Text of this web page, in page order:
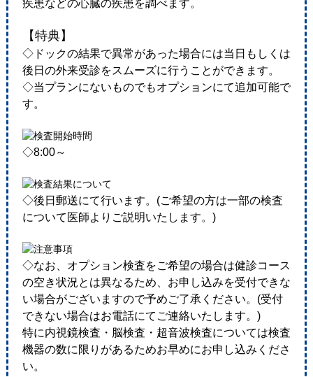
疾患などの心臓の疾患を調べます。
【特典】
◇ドックの結果で異常があった場合には当日もしくは
後日の外来受診をスムーズに行うことができます。
◇当プランにないものでもオプションにて追加可能で
す。
◇8:00～
◇後日郵送にて行います。(ご希望の方は一部の検査
について医師よりご説明いたします。)
◇なお、オプション検査をご希望の場合は健診コース
の空き状況とは異なるため、お申し込みを受付できな
い場合がございますので予めご了承ください。(受付
できない場合はお電話にてご連絡いたします。)
特に内視鏡検査・脳検査・超音波検査については検査
機器の数に限りがあるためお早めにお申し込みくださ
い。